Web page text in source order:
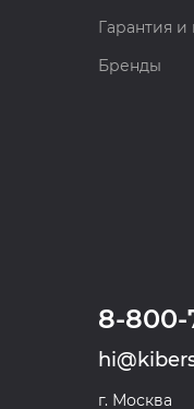
Гарантия и
Бренды
8-800-
г. Москва